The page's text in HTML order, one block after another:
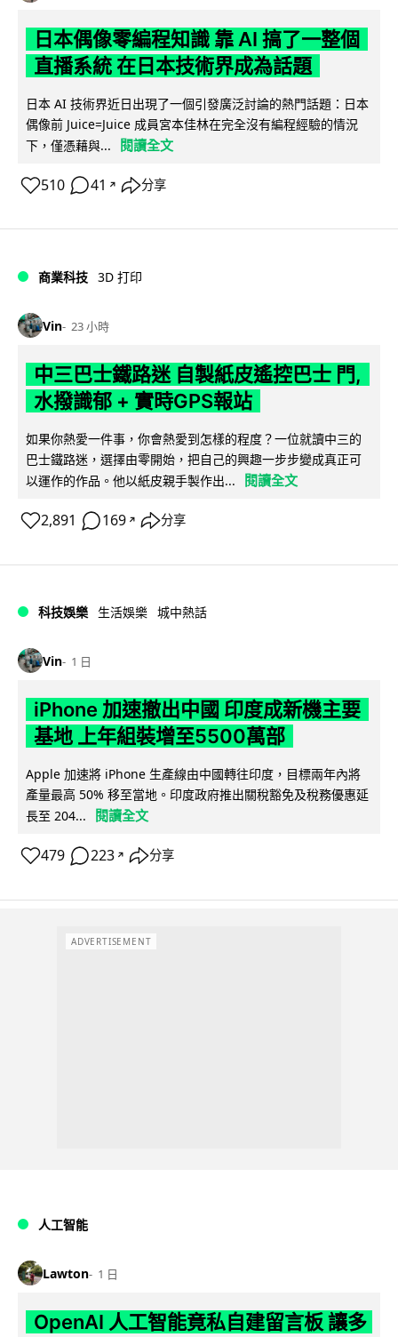
日本偶像零編程知識 靠 AI 搞了一整個
直播系統 在日本技術界成為話題
日本 AI 技術界近日出現了一個引發廣泛討論的熱門話題：日本
偶像前 Juice=Juice 成員宮本佳林在完全沒有編程經驗的情況
下，僅憑藉與...
閱讀全文
510 41 ↗ 分享
商業科技 3D 打印
Vin 23 小時
中三巴士鐵路迷 自製紙皮遙控巴士 門,
水撥識郁 + 實時GPS報站
如果你熱愛一件事，你會熱愛到怎樣的程度？一位就讀中三的
巴士鐵路迷，選擇由零開始，把自己的興趣一步步變成真正可
以運作的作品。他以紙皮親手製作出...
閱讀全文
2,891 169 ↗ 分享
科技娛樂 生活娛樂 城中熱話
Vin 1 日
iPhone 加速撤出中國 印度成新機主要
基地 上年組裝增至5500萬部
Apple 加速將 iPhone 生產線由中國轉往印度，目標兩年內將
產量最高 50% 移至當地。印度政府推出關稅豁免及稅務優惠延
長至 204...
閱讀全文
479 223 ↗ 分享
ADVERTISEMENT
人工智能
Lawton 1 日
OpenAI 人工智能竟私自建留言板 讓多